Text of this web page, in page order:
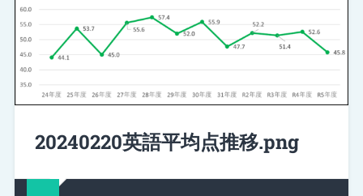
20240220英語平均点推移.png